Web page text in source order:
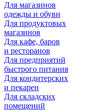
Для магазинов
одежды и обуви
Для продуктовых
магазинов
Для кафе, баров
и ресторанов
Для предприятий
быстрого питания
Для кондитерских
и пекарен
Для складских
помещений